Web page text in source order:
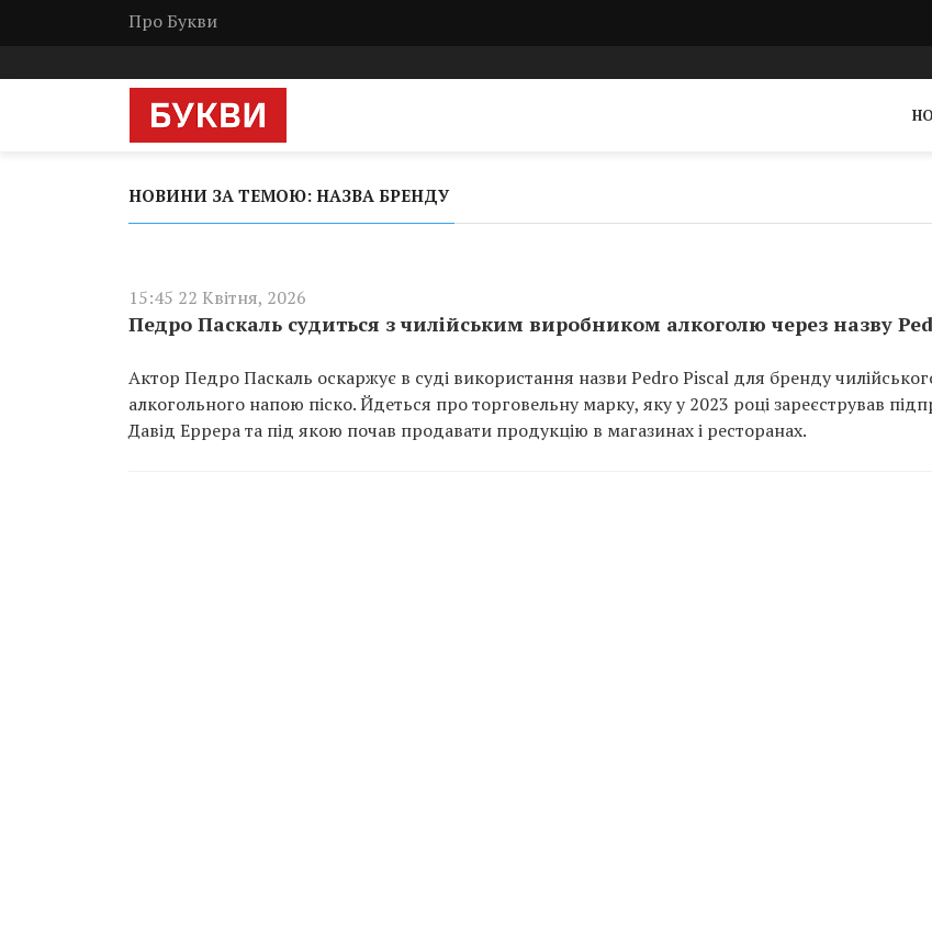
Про Букви
НОВИНИ ЗА ТЕМОЮ: НАЗВА БРЕНДУ
15:45 22 Квітня, 2026
Педро Паскаль судиться з чилійським виробником алкоголю через назву
Актор Педро Паскаль оскаржує в суді використання назви Pedro Piscal для бренду
алкогольного напою піско. Йдеться про торговельну марку, яку у 2023 році зареєстрував
Давід Еррера та під якою почав продавати продукцію в магазинах і ресторанах.